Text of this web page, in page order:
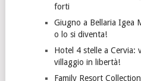
forti
Giugno a Bellaria Igea
o lo si diventa!
Hotel 4 stelle a Cervia:
villaggio in libertà!
Family Resort